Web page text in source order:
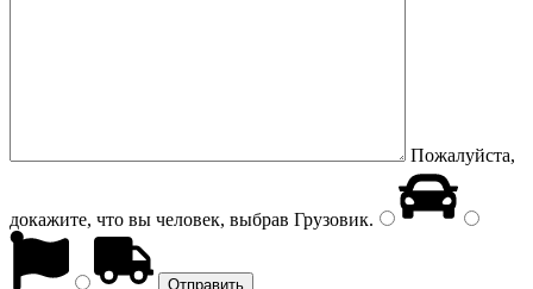
Пожалуйста,
докажите, что вы человек, выбрав Грузовик.